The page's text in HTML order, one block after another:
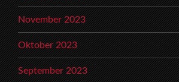
November 2023
Oktober 2023
September 2023